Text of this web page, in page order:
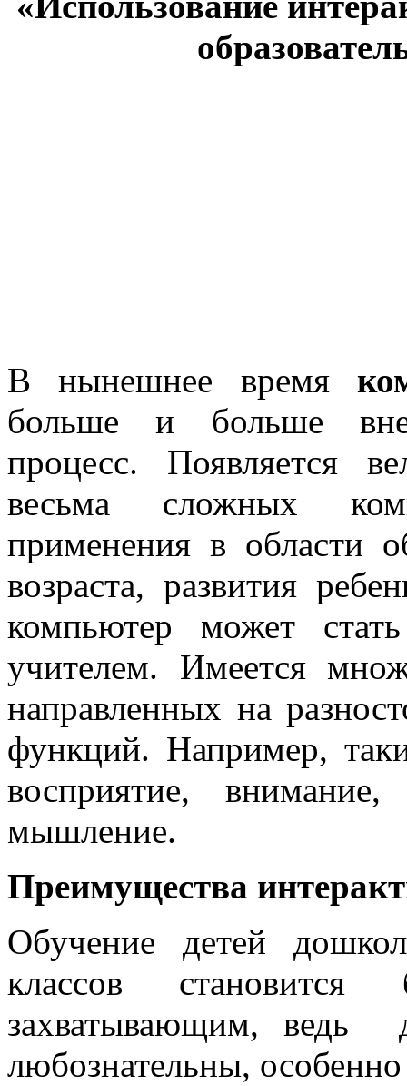
В нынешнее время
больше и больше
процесс. Появляется
весьма сложных
применения в области
возраста, развития
компьютер может
учителем. Имеется
направленных на
функций. Например,
восприятие, внимание,
мышление.
Преимущества
Обучение детей
классов становится
захватывающим, ведь
любознательны, особенно